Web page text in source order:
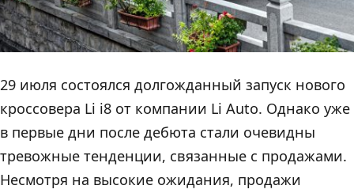
29 июля состоялся долгожданный запуск нового
кроссовера Li i8 от компании Li Auto. Однако уже
в первые дни после дебюта стали очевидны
тревожные тенденции, связанные с продажами.
Несмотря на высокие ожидания, продажи